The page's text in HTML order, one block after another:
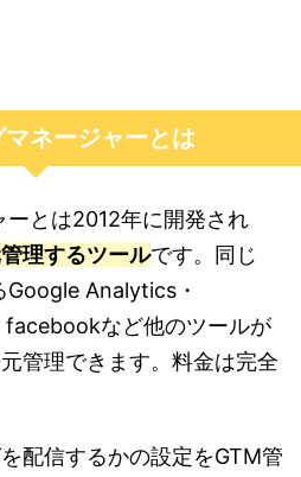
ネージャーとは
とは2012年に開発され
理するツールです。同じ
Analytics・
など他のツールが
管理できます。料金は完全
配信するかの設定をGTM管